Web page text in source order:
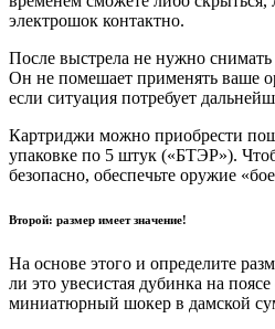
электрошок контактно.
После выстрела не нужно
Он не помешает применять ваше
если ситуация потребует
Картриджи можно приобрести
упаковке по 5 штук («БТЭР»).
безопасно, обеспечьте оружие
Второй: размер имеет значение!
На основе этого и определите
ли это увесистая дубинка на
миниатюрный шокер в дамской